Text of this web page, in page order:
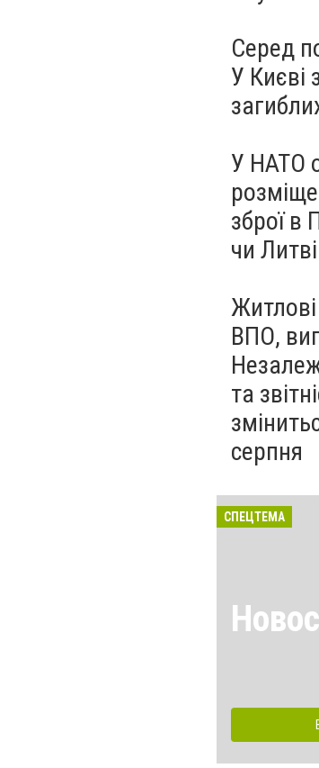
Серед
У Києві
У НАТО
зброї в
чи Литві
ВПО,
та
серпня
СПЕЦТЕМА